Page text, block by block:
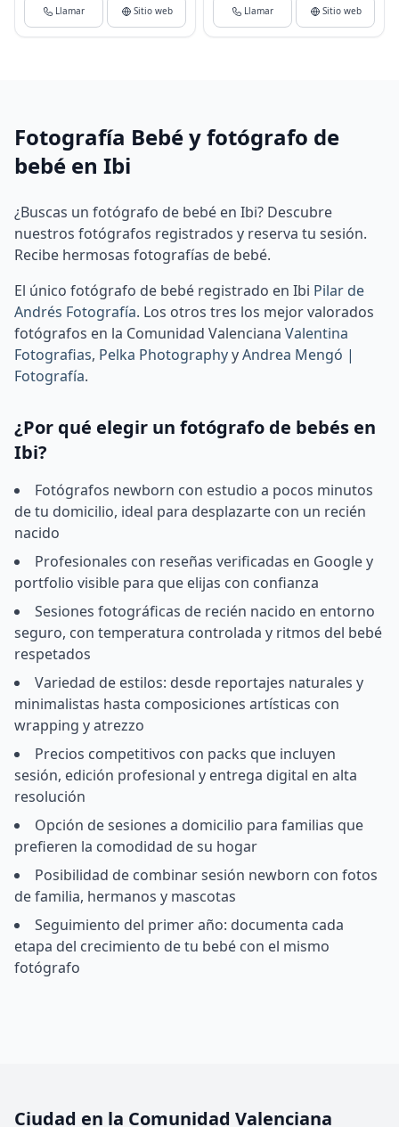
Llamar Sitio web Llamar Sitio web
Fotografía Bebé y fotógrafo de
bebé en Ibi
¿Buscas un fotógrafo de bebé en Ibi? Descubre
nuestros fotógrafos registrados y reserva tu sesión.
Recibe hermosas fotografías de bebé.
El único fotógrafo de bebé registrado en Ibi Pilar de
Andrés Fotografía. Los otros tres los mejor valorados
fotógrafos en la Comunidad Valenciana Valentina
Fotografias, Pelka PhotographyyAndrea Mengó |
Fotografía.
¿Por qué elegir un fotógrafo de bebés en
Ibi?
Fotógrafos newborn con estudio a pocos minutos
de tu domicilio, ideal para desplazarte con un recién
nacido
Profesionales con reseñas verificadas en Google y
portfolio visible para que elijas con confianza
Sesiones fotográficas de recién nacido en entorno
seguro, con temperatura controlada y ritmos del bebé
respetados
Variedad de estilos: desde reportajes naturales y
minimalistas hasta composiciones artísticas con
wrapping y atrezzo
Precios competitivos con packs que incluyen
sesión, edición profesional y entrega digital en alta
resolución
Opción de sesiones a domicilio para familias que
prefieren la comodidad de su hogar
Posibilidad de combinar sesión newborn con fotos
de familia, hermanos y mascotas
Seguimiento del primer año: documenta cada
etapa del crecimiento de tu bebé con el mismo
fotógrafo
Ciudad en la Comunidad Valenciana